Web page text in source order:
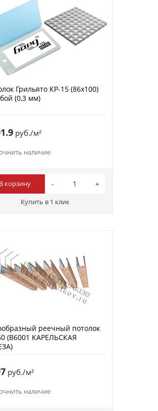
Грильято КР-15 (86х100)
(0,3 мм)
руб./м²
наличие
В корзину
Купить в 1 клик
реечный потолок
(B6001 КАРЕЛЬСКАЯ
руб./м²
наличие